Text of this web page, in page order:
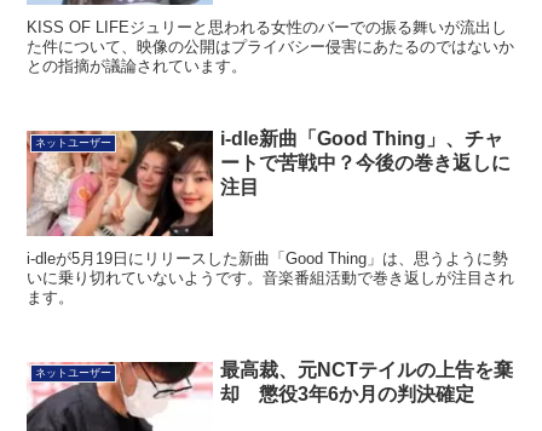
KISS OF LIFEジュリーと思われる女性のバーでの振る舞いが流出し
た件について、映像の公開はプライバシー侵害にあたるのではないか
との指摘が議論されています。
ネットユーザー
i-dle新曲「Good Thing」、チャ
ートで苦戦中？今後の巻き返しに
注目
i-dleが5月19日にリリースした新曲「Good Thing」は、思うように勢
いに乗り切れていないようです。音楽番組活動で巻き返しが注目され
ます。
ネットユーザー
最高裁、元NCTテイルの上告を棄
却 懲役3年6か月の判決確定